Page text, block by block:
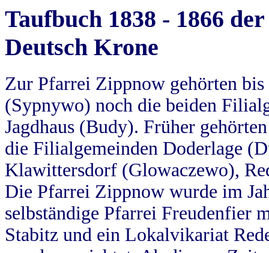
Taufbuch 1838 - 1866
Deutsch Krone
Zur Pfarrei Zippnow gehörten
(Sypnywo) noch die beiden
Jagdhaus (Budy). Früher
die Filialgemeinden Doderlage
Klawittersdorf (Glowaczewo),
Die Pfarrei Zippnow wurde im
selbständige Pfarrei Freudenfier
Stabitz und ein Lokalvikariat